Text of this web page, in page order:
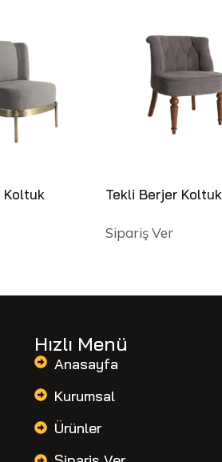
Koltuk Tekli Berjer Koltuk
Sipariş Ver
Hızlı Menü
Anasayfa
Kurumsal
Ürünler